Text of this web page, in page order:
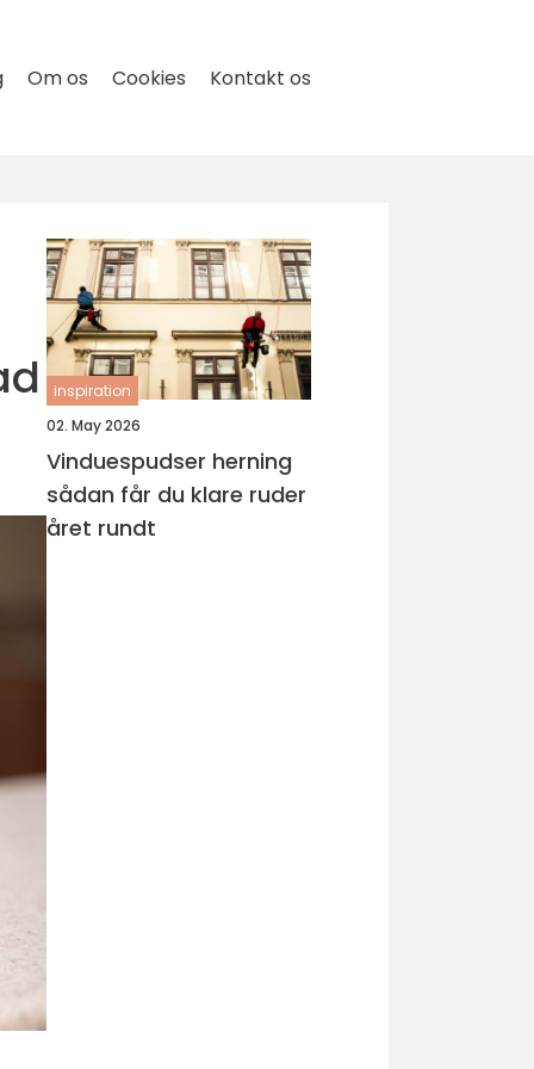
Om os Cookies Kontakt os
inspiration
02. May 2026
Vinduespudser herning
sådan får du klare ruder
året rundt